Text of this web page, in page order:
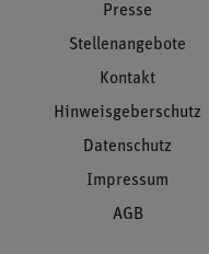
Presse
Stellenangebote
Kontakt
Hinweisgeberschutz
Datenschutz
Impressum
AGB